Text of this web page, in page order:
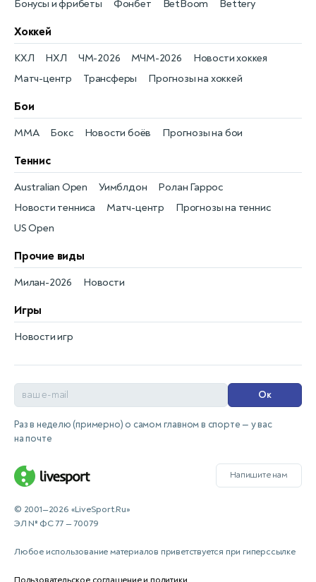
Бонусы и фрибеты
Фонбет
BetBoom
Bettery
Хоккей
Новости хоккея
КХЛ
Матч-центр
НХЛ
Трансферы
ЧМ-2026
Прогнозы на хоккей
МЧМ-2026
Бои
Новости боёв
MMA Прогнозы на бои
Бокс
Теннис
Новости тенниса
Australian Open
Матч-центр
Уимблдон
Прогнозы на теннис
Ролан Гаррос
US Open
Прочие виды
Новости
Милан-2026
Игры
Новости игр
Ок
Раз в неделю (примерно) о самом главном в спорте — у вас
на почте
Напишите нам
© 2001—2026 «LiveSport.Ru»
ЭЛ № ФС 77 — 70079
Любое использование материалов приветствуется при гиперссылке